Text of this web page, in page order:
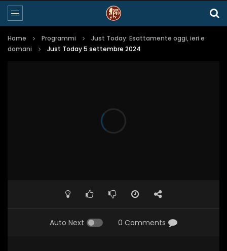
Home Programmi
Just Today: Esattamente oggi, ieri e
domani
Just Today 5 settembre 2024
Auto Next 0 Comments